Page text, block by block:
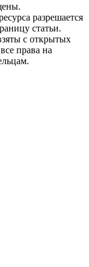
разрешается
статьи.
с открытых
права на